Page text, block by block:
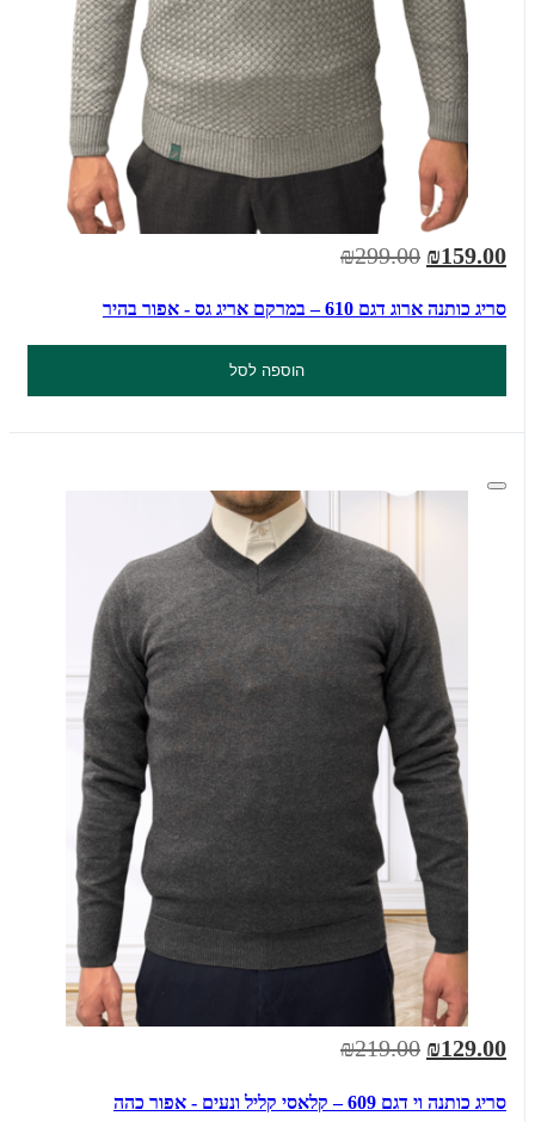
₪159.00
₪299.00
סריג כותנה ארוג דגם 610 – במרקם אריג גס - אפור בהיר
הוספה לסל
₪129.00
₪219.00
סריג כותנה וי דגם 609 – קלאסי קליל ונעים - אפור כהה